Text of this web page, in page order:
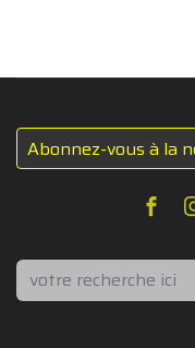
Abonnez-vous à la
Rechercher